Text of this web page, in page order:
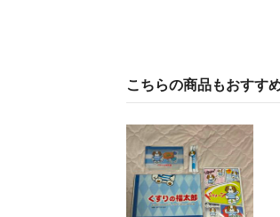
こちらの商品もおすす